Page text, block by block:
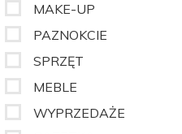
MAKE-UP
PAZNOKCIE
SPRZĘT
MEBLE
WYPRZEDAŻE